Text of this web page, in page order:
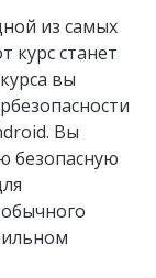
из самых
курс станет
вы
Вы
безопасную